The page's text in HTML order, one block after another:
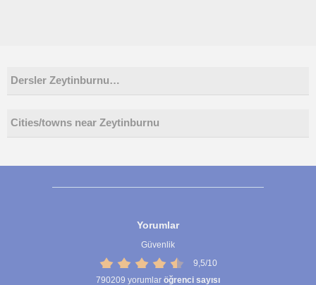
Dersler Zeytinburnu…
Cities/towns near Zeytinburnu
Yorumlar
Güvenlik
9,5/10
790209 yorumlar öğrenci sayısı